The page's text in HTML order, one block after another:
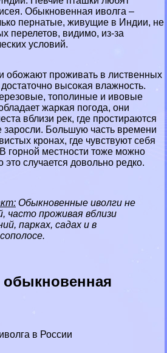
Обыкновенная иволга –
пернатые, живущие в Индии, не
перелетов, видимо, из-за
условий.
обожают проживать в лиственных
высокая влажность.
тополиные и ивовые
жаркая погода, они
вблизи рек, где простираются
заросли. Большую часть времени
кронах, где чувствуют себя
горной местности тоже можно
это случается довольно редко.
Обыкновенные иволги не
часто проживая вблизи
парках, садах и в
обыкновенная
в России